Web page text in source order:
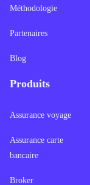
Méthodologie
Partenaires
Blog
Produits
Assurance voyage
Assurance carte
bancaire
Broker